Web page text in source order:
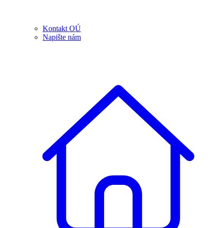
Kontakt OÚ
Napište nám